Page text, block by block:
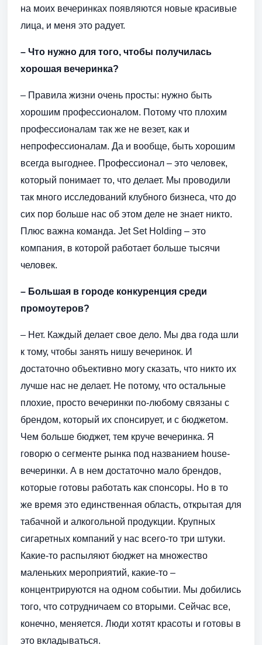
на моих вечеринках появляются новые красивые
лица, и меня это радует.
– Что нужно для того, чтобы получилась
хорошая вечеринка?
– Правила жизни очень просты: нужно быть
хорошим профессионалом. Потому что плохим
профессионалам так же не везет, как и
непрофессионалам. Да и вообще, быть хорошим
всегда выгоднее. Профессионал – это человек,
который понимает то, что делает. Мы проводили
так много исследований клубного бизнеса, что до
сих пор больше нас об этом деле не знает никто.
Плюс важна команда. Jet Set Holding – это
компания, в которой работает больше тысячи
человек.
– Большая в городе конкуренция среди
промоутеров?
– Нет. Каждый делает свое дело. Мы два года шли
к тому, чтобы занять нишу вечеринок. И
достаточно объективно могу сказать, что никто их
лучше нас не делает. Не потому, что остальные
плохие, просто вечеринки по-любому связаны с
брендом, который их спонсирует, и с бюджетом.
Чем больше бюджет, тем круче вечеринка. Я
говорю о сегменте рынка под названием house-
вечеринки. А в нем достаточно мало брендов,
которые готовы работать как спонсоры. Но в то
же время это единственная область, открытая для
табачной и алкогольной продукции. Крупных
сигаретных компаний у нас всего-то три штуки.
Какие-то распыляют бюджет на множество
маленьких мероприятий, какие-то –
концентрируются на одном событии. Мы добились
того, что сотрудничаем со вторыми. Сейчас все,
конечно, меняется. Люди хотят красоты и готовы в
это вкладываться.